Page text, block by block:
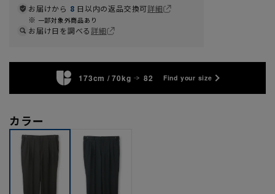
お届けから 8 日以内の返品交換可詳細
一部対象外商品あり
お届け日を調べる詳細
173cm / 70kg 82 Find your size
カラー